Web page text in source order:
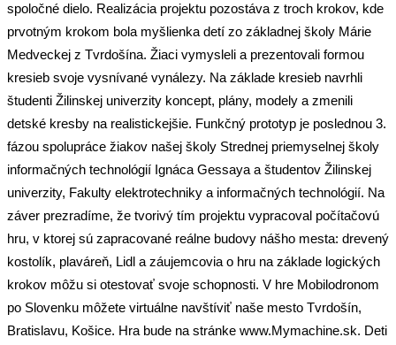
spoločné dielo. Realizácia projektu pozostáva z troch krokov, kde
prvotným krokom bola myšlienka detí zo základnej školy Márie
Medveckej z Tvrdošína. Žiaci vymysleli a prezentovali formou
kresieb svoje vysnívané vynálezy. Na základe kresieb navrhli
študenti Žilinskej univerzity koncept, plány, modely a zmenili
detské kresby na realistickejšie. Funkčný prototyp je poslednou 3.
fázou spolupráce žiakov našej školy Strednej priemyselnej školy
informačných technológií Ignáca Gessaya a študentov Žilinskej
univerzity, Fakulty elektrotechniky a informačných technológií. Na
záver prezradíme, že tvorivý tím projektu vypracoval počítačovú
hru, v ktorej sú zapracované reálne budovy nášho mesta: drevený
kostolík, plaváreň, Lidl a záujemcovia o hru na základe logických
krokov môžu si otestovať svoje schopnosti. V hre Mobilodronom
po Slovenku môžete virtuálne navštíviť naše mesto Tvrdošín,
Bratislavu, Košice. Hra bude na stránke www.Mymachine.sk. Deti